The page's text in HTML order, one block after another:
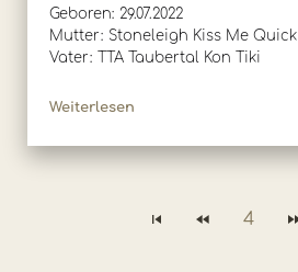
Geboren: 29.07.2022
Mutter: Stoneleigh Kiss Me Quick
Vater: TTA Taubertal Kon Tiki
Weiterlesen
4